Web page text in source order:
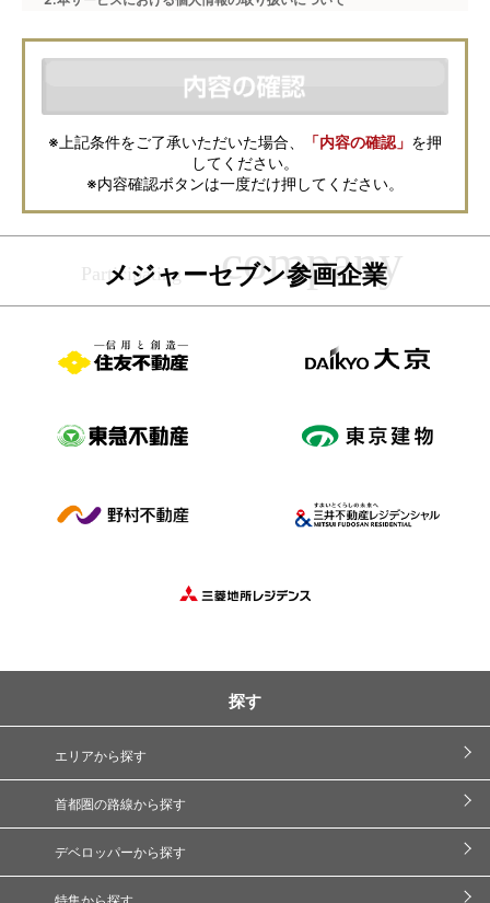
本フォームからお客様が記入・登録された個人情報は、ダイレクトメール
などの資料送付・電子メールの送信・電話連絡などの目的で資料請求先不
動産会社が利用・保管します。資料請求先不動産会社が保管する個人情報
の取扱いについては、各不動産会社に直接お問合せください。
また、上記とは別にメジャーセブンでは本サービスを円滑に運用するため
に、お客様の個人情報をサービスご利用の控えとして一定期間保管いたし
ます。 ご記入の内容が不明瞭で資料をお送りできない場合、その他当社が
本サービスを円滑に運用するために必要な範囲において、直接メジャーセ
ブンから確認のご連絡をさせていただくことがありますので、あらかじめ
ご了承ください。
メジャーセブンの個人情報の取扱い方針についてはこちらをご覧くださ
※上記条件をご了承いただいた場合、 「内容の確認」 を押
してください。
※内容確認ボタンは一度だけ押してください。
メジャーセブン参画企業
探す
エリアから探す
首都圏の路線から探す
デベロッパーから探す